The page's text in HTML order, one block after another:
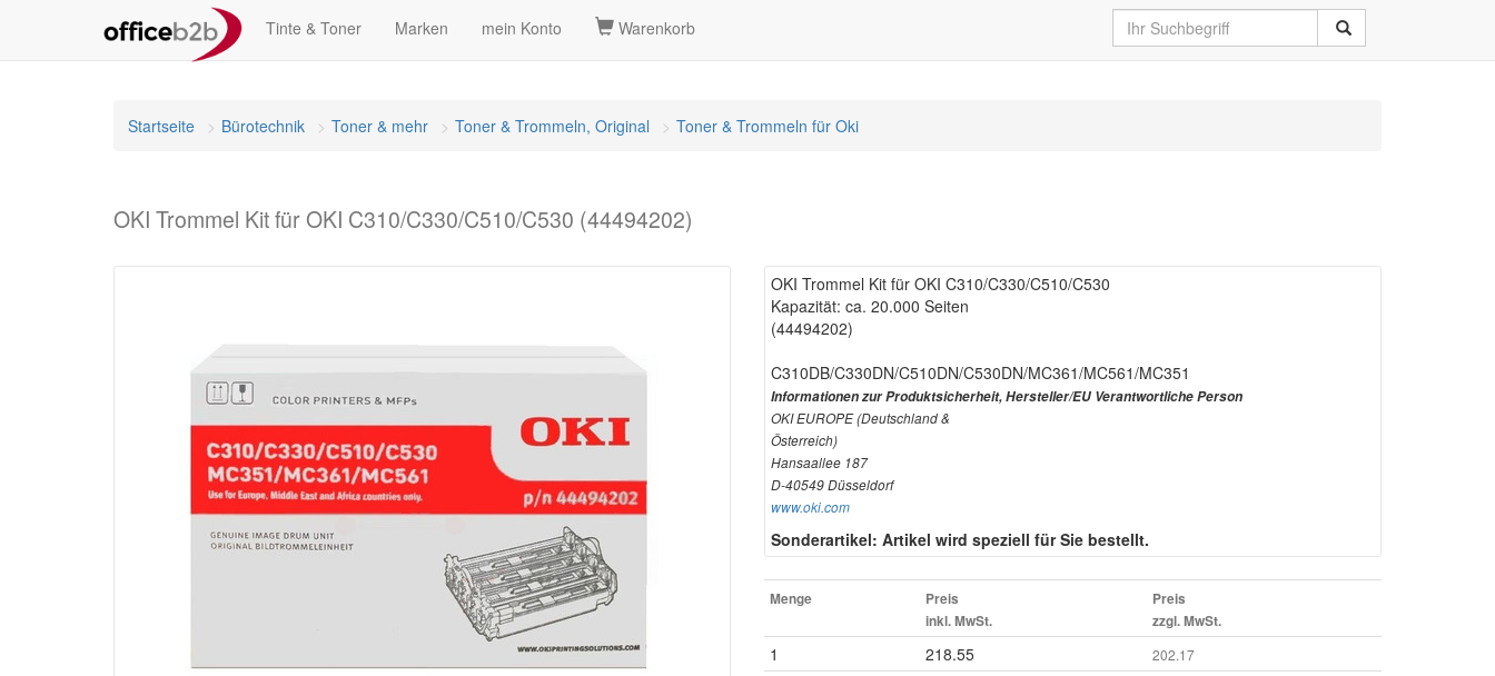
Tinte & Toner Marken mein Konto Warenkorb
Startseite Bürotechnik Toner & mehr Toner & Trommeln, Original Toner & Trommeln für Oki
OKI Trommel Kit für OKI C310/C330/C510/C530 (44494202)
OKI Trommel Kit für OKI C310/C330/C510/C530
Kapazität: ca. 20.000 Seiten
(44494202)
C310DB/C330DN/C510DN/C530DN/MC361/MC561/MC351
Informationen zur Produktsicherheit, Hersteller/EU Verantwortliche Person
OKI EUROPE (Deutschland &
Österreich)
Hansaallee 187
D-40549 Düsseldorf
www.oki.com
Sonderartikel: Artikel wird speziell für Sie bestellt.
Menge
Preis
inkl. MwSt.
Preis
zzgl. MwSt.
1 218.55 202.17